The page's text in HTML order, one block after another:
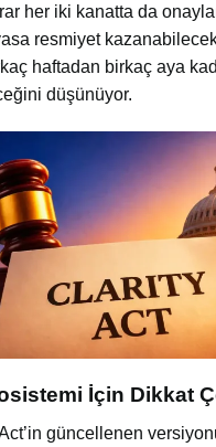
her iki kanatta da
resmiyet
haftadan birkaç aya
düşünüyor.
İçin Dikkat
güncellenen